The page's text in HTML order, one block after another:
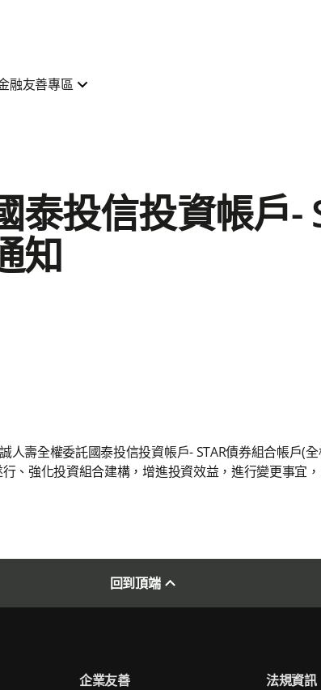
融友善專區
泰投信投資帳戶-
知
壽全權委託國泰投信投資帳戶- STAR債券組合帳戶(
、強化投資組合建構，增進投資效益，進行變更事宜
回到頂端
企業友善 法規資訊